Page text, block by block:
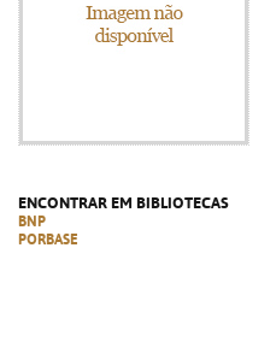
ENCONTRAR EM BIBLIOTECAS
BNP
PORBASE